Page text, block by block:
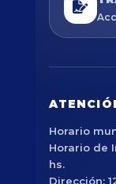
Horario
Horario de
hs.
Dirección: